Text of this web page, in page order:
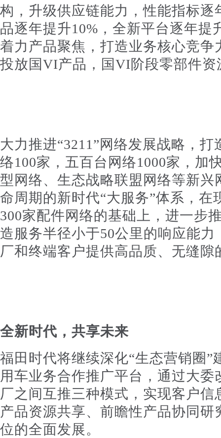
构，升级供应链能力，性能指标逐
品逐年提升10%，全新平台逐年提
着力产品聚焦，打造业务核心竞
投放国VI产品，国VI阶段零部件资
大力推进“3211”网络发展战略，
络100家，五百台网络1000家，加
型网络、生态战略联盟网络等新
命周期的新时代“大服务”体系，在
300家配件网络的基础上，进一步
造服务半径小于50公里的响应能
厂和终端客户提供高品质、无缝
全新时代，共享未来
福田时代将继续深化“生态营销圈”
用车业务合作推广平台，通过大
厂之间互推三种模式，实现客户
产品资源共享、前瞻性产品协同
位的全面发展。